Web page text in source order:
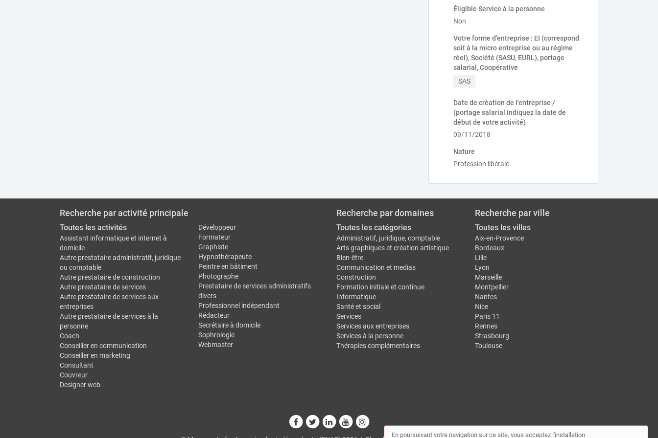
Éligible Service à la personne
Non
Votre forme d'entreprise : EI (correspond
soit à la micro entreprise ou au régime
réel), Société (SASU, EURL), portage
salarial, Coopérative
SAS
Date de création de l'entreprise /
(portage salarial indiquez la date de
début de votre activité)
09/11/2018
Nature
Profession libérale
Recherche par activité principale
Toutes les activités
Assistant informatique et internet à
domicile
Autre prestataire administratif, juridique
ou comptable
Autre prestataire de construction
Autre prestataire de services
Autre prestataire de services aux
entreprises
Autre prestataire de services à la
personne
Coach
Conseiller en communication
Conseiller en marketing
Consultant
Couvreur
Designer web
Développeur
Formateur
Graphiste
Hypnothérapeute
Peintre en bâtiment
Photographe
Prestataire de services administratifs
divers
Professionnel indépendant
Rédacteur
Secrétaire à domicile
Sophrologie
Webmaster
Recherche par domaines
Toutes les catégories
Administratif, juridique, comptable
Arts graphiques et création artistique
Bien-être
Communication et medias
Construction
Formation initiale et continue
Informatique
Santé et social
Services
Services aux entreprises
Services à la personne
Thérapies complémentaires
Recherche par ville
Toutes les villes
Aix-en-Provence
Bordeaux
Lille
Lyon
Marseille
Montpellier
Nantes
Nice
Paris 11
Rennes
Strasbourg
Toulouse
En poursuivant votre navigation sur ce site, vous acceptez l'installation